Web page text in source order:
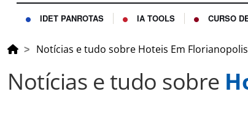
IDET PANROTAS IA TOOLS CURSO
Notícias e tudo sobre Hoteis Em Florianopolis
Notícias e tudo sobre